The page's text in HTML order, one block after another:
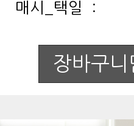
매시_택일 :
장바구니